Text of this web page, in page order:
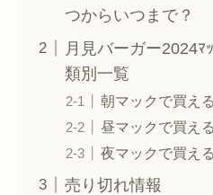
つからいつまで？
月見バーガー2024ﾏ
類別一覧
朝マックで買え
昼マックで買え
夜マックで買え
売り切れ情報